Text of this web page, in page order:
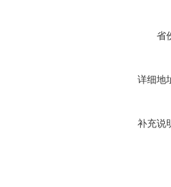
省
详细地
补充说